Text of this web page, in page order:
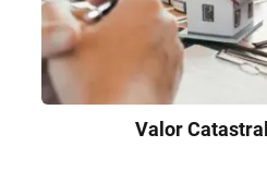
Valor